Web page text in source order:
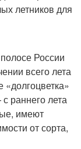
летников для
России
всего лета
раннего лета
имеют
от сорта,